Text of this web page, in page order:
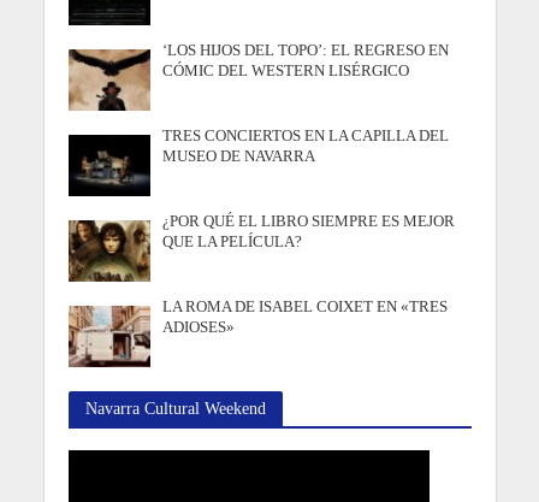
‘LOS HIJOS DEL TOPO’: EL REGRESO EN
CÓMIC DEL WESTERN LISÉRGICO
TRES CONCIERTOS EN LA CAPILLA DEL
MUSEO DE NAVARRA
¿POR QUÉ EL LIBRO SIEMPRE ES MEJOR
QUE LA PELÍCULA?
LA ROMA DE ISABEL COIXET EN «TRES
ADIOSES»
Navarra Cultural Weekend